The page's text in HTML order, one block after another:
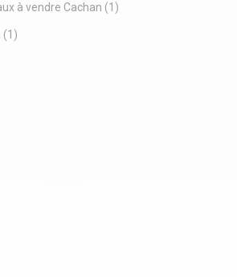
à vendre Cachan (1)
(1)